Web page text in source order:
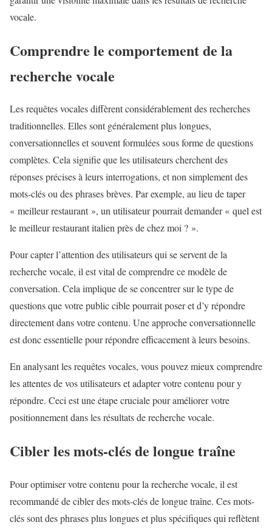
vocale.
Comprendre le comportement de la
recherche vocale
Les requêtes vocales diffèrent considérablement des recherches
traditionnelles. Elles sont généralement plus longues,
conversationnelles et souvent formulées sous forme de questions
complètes. Cela signifie que les utilisateurs cherchent des
réponses précises à leurs interrogations, et non simplement des
mots-clés ou des phrases brèves. Par exemple, au lieu de taper
« meilleur restaurant », un utilisateur pourrait demander « quel est
le meilleur restaurant italien près de chez moi ? ».
Pour capter l’attention des utilisateurs qui se servent de la
recherche vocale, il est vital de comprendre ce modèle de
conversation. Cela implique de se concentrer sur le type de
questions que votre public cible pourrait poser et d’y répondre
directement dans votre contenu. Une approche conversationnelle
est donc essentielle pour répondre efficacement à leurs besoins.
En analysant les requêtes vocales, vous pouvez mieux comprendre
les attentes de vos utilisateurs et adapter votre contenu pour y
répondre. Ceci est une étape cruciale pour améliorer votre
positionnement dans les résultats de recherche vocale.
Cibler les mots-clés de longue traîne
Pour optimiser votre contenu pour la recherche vocale, il est
recommandé de cibler des mots-clés de longue traîne. Ces mots-
clés sont des phrases plus longues et plus spécifiques qui reflètent